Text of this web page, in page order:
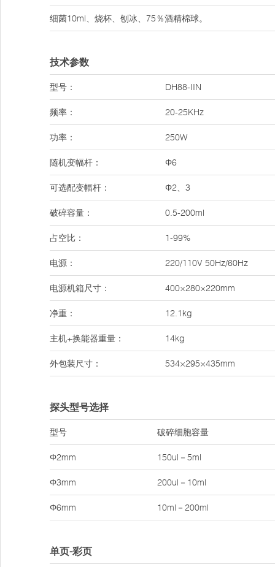
细菌10ml、烧杯、刨冰、75％酒精棉球。
技术参数
型号： DH88-IIN
频率： 20-25KHz
功率： 250W
随机变幅杆： Φ6
可选配变幅杆： Φ2、3
破碎容量： 0.5-200ml
占空比： 1-99%
电源： 220/110V 50Hz/60Hz
电源机箱尺寸： 400×280×220mm
净重： 12.1kg
主机+换能器重量： 14kg
外包装尺寸： 534×295×435mm
探头型号选择
型号 破碎细胞容量
Φ2mm 150ul－5ml
Φ3mm 200ul－10ml
Φ6mm 10ml－200ml
单页-彩页